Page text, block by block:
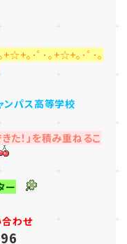
｡･ﾟ･｡+☆+｡･ﾟ･｡
ンパス高等学校
た！」を積み重ねるこ
ー
わせ